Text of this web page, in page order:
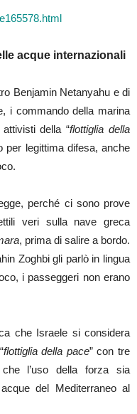
acque internazionali
Benjamin Netanyahu e di
i commando della marina
della “flottiglia della
per legittima difesa, anche
perché ci sono prove
veri sulla nave greca
, prima di salire a bordo.
Zoghbi gli parlò in lingua
i passeggeri non erano
che Israele si considera
flottiglia della pace” con tre
l’uso della forza sia
acque del Mediterraneo al